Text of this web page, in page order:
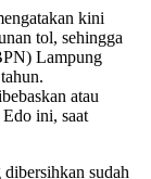
kini
tol, sehingga
Lampung
atau
ini, saat
sudah